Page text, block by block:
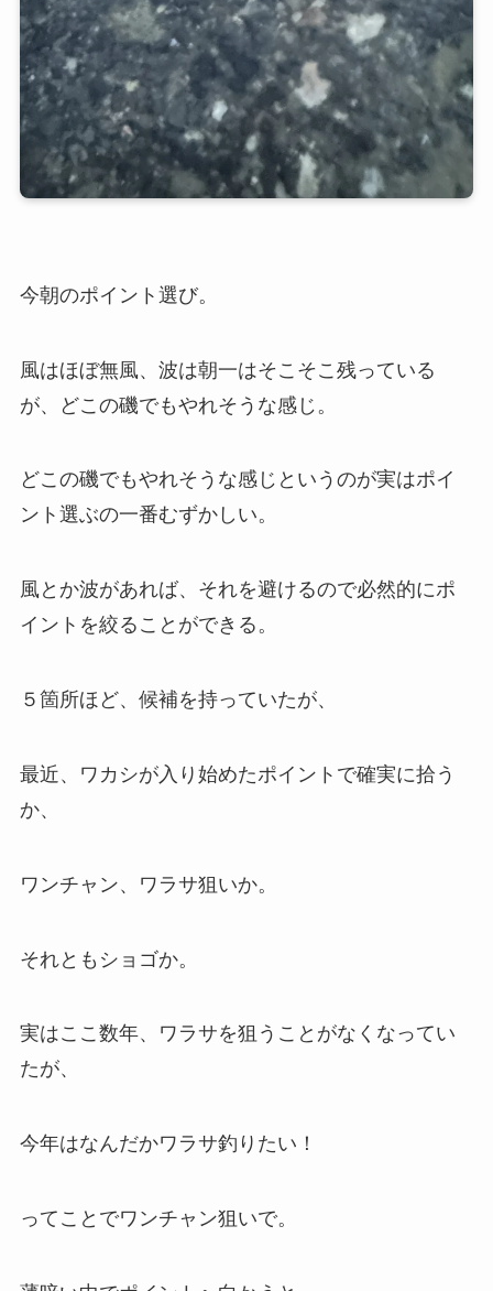
今朝のポイント選び。
風はほぼ無風、波は朝一はそこそこ残っている
が、どこの磯でもやれそうな感じ。
どこの磯でもやれそうな感じというのが実はポイ
ント選ぶの一番むずかしい。
風とか波があれば、それを避けるので必然的にポ
イントを絞ることができる。
５箇所ほど、候補を持っていたが、
最近、ワカシが入り始めたポイントで確実に拾う
か、
ワンチャン、ワラサ狙いか。
それともショゴか。
実はここ数年、ワラサを狙うことがなくなってい
たが、
今年はなんだかワラサ釣りたい！
ってことでワンチャン狙いで。